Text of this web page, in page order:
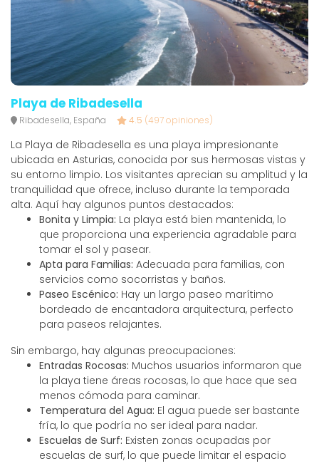
Playa de Ribadesella
Ribadesella, España 4.5 (497 opiniones)
La Playa de Ribadesella es una playa impresionante
ubicada en Asturias, conocida por sus hermosas vistas y
su entorno limpio. Los visitantes aprecian su amplitud y la
tranquilidad que ofrece, incluso durante la temporada
alta. Aquí hay algunos puntos destacados:
Bonita y Limpia: La playa está bien mantenida, lo
que proporciona una experiencia agradable para
tomar el sol y pasear.
Apta para Familias: Adecuada para familias, con
servicios como socorristas y baños.
Paseo Escénico: Hay un largo paseo marítimo
bordeado de encantadora arquitectura, perfecto
para paseos relajantes.
Sin embargo, hay algunas preocupaciones:
Entradas Rocosas: Muchos usuarios informaron que
la playa tiene áreas rocosas, lo que hace que sea
menos cómoda para caminar.
Temperatura del Agua: El agua puede ser bastante
fría, lo que podría no ser ideal para nadar.
Escuelas de Surf: Existen zonas ocupadas por
escuelas de surf, lo que puede limitar el espacio